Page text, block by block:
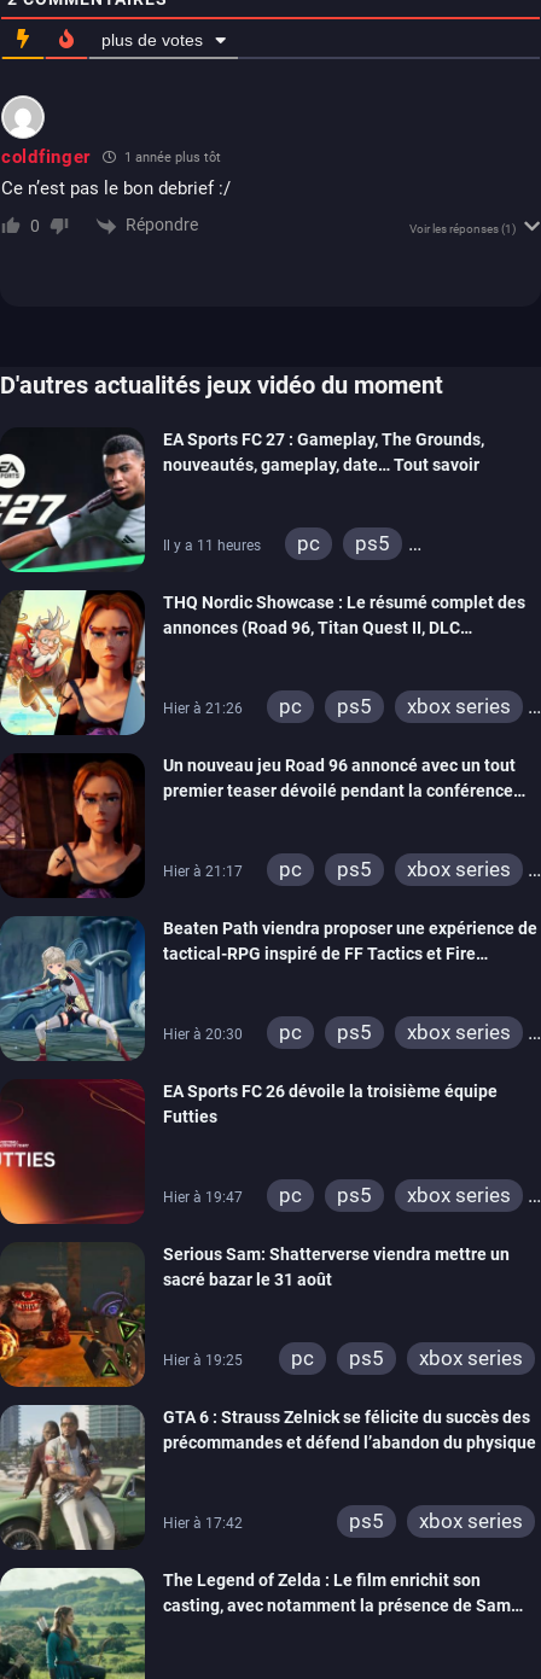
plus de votes
coldfinger 1 année plus tôt
Ce n’est pas le bon debrief :/
0 Répondre Voir les réponses(1)
D'autres actualités jeux vidéo du moment
EA Sports FC 27 : Gameplay, The Grounds,
nouveautés, gameplay, date… Tout savoir
Il y a 11 heures pc
ps5
THQ Nordic Showcase : Le résumé complet des
annonces (Road 96, Titan Quest II, DLC
Hier à 21:26 pc ps5
xbox series
xbox one
switch 2
Un nouveau jeu Road 96 annoncé avec un tout
premier teaser dévoilé pendant la conférence
Hier à 21:17 pc ps5
xbox series
xbox one
Beaten Path viendra proposer une expérience de
tactical-RPG inspiré de FF Tactics et Fire
Hier à 20:30 pc ps5
xbox series
EA Sports FC 26 dévoile la troisième équipe
Futties
Hier à 19:47 pc ps5
xbox series
xbox one
switch 2
Serious Sam: Shatterverse viendra mettre un
sacré bazar le 31 août
Hier à 19:25 pc ps5 xbox series
GTA 6 : Strauss Zelnick se félicite du succès des
précommandes et défend l’abandon du physique
Hier à 17:42 ps5 xbox series
The Legend of Zelda : Le film enrichit son
casting, avec notamment la présence de Sam